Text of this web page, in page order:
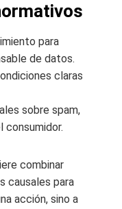
para
de datos.
claras
sobre spam,
combinar
causales para
acción, sino a